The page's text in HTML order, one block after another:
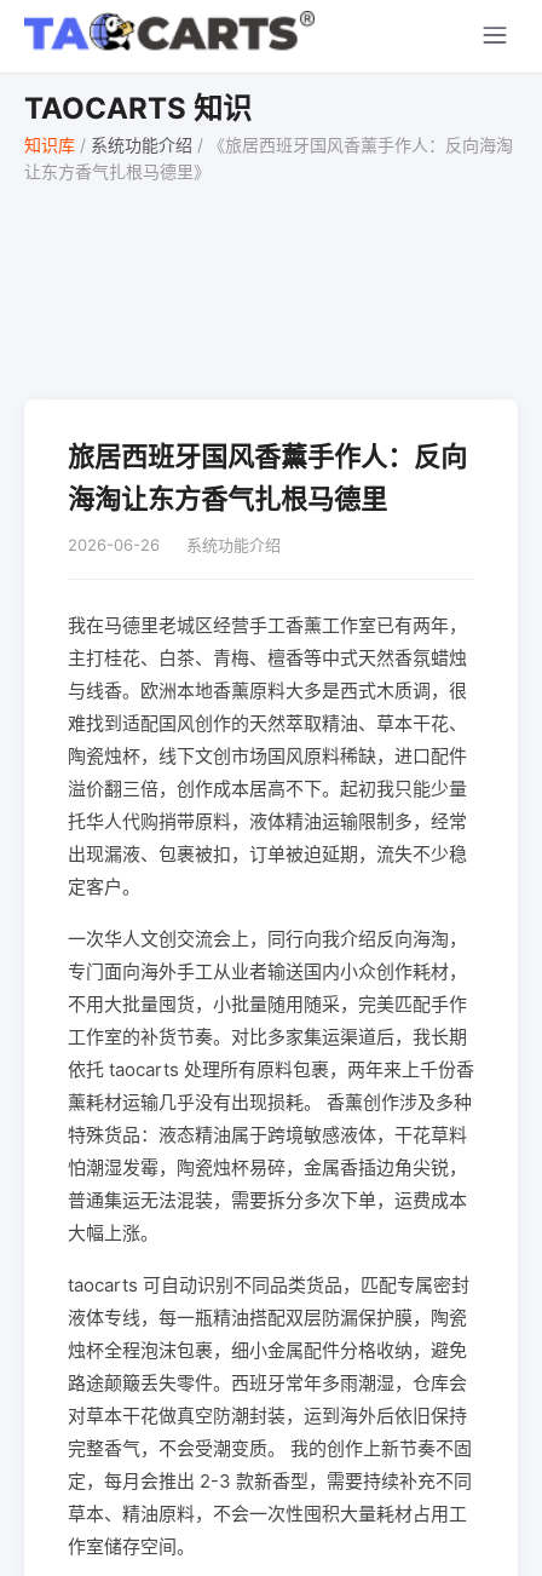
TAOCARTS 知识
知识库 / 系统功能介绍 /
《旅居西班牙国风香薰手作人：反向海淘
让东方香气扎根马德里》
旅居西班牙国风香薰手作人：反向
海淘让东方香气扎根马德里
2026-06-26 系统功能介绍
我在马德里老城区经营手工香薰工作室已有两年，
主打桂花、白茶、青梅、檀香等中式天然香氛蜡烛
与线香。欧洲本地香薰原料大多是西式木质调，很
难找到适配国风创作的天然萃取精油、草本干花、
陶瓷烛杯，线下文创市场国风原料稀缺，进口配件
溢价翻三倍，创作成本居高不下。起初我只能少量
托华人代购捎带原料，液体精油运输限制多，经常
出现漏液、包裹被扣，订单被迫延期，流失不少稳
定客户。
一次华人文创交流会上，同行向我介绍反向海淘，
专门面向海外手工从业者输送国内小众创作耗材，
不用大批量囤货，小批量随用随采，完美匹配手作
工作室的补货节奏。对比多家集运渠道后，我长期
依托 taocarts 处理所有原料包裹，两年来上千份香
薰耗材运输几乎没有出现损耗。 香薰创作涉及多种
特殊货品：液态精油属于跨境敏感液体，干花草料
怕潮湿发霉，陶瓷烛杯易碎，金属香插边角尖锐，
普通集运无法混装，需要拆分多次下单，运费成本
大幅上涨。
taocarts 可自动识别不同品类货品，匹配专属密封
液体专线，每一瓶精油搭配双层防漏保护膜，陶瓷
烛杯全程泡沫包裹，细小金属配件分格收纳，避免
路途颠簸丢失零件。西班牙常年多雨潮湿，仓库会
对草本干花做真空防潮封装，运到海外后依旧保持
完整香气，不会受潮变质。 我的创作上新节奏不固
定，每月会推出 2-3 款新香型，需要持续补充不同
草本、精油原料，不会一次性囤积大量耗材占用工
作室储存空间。